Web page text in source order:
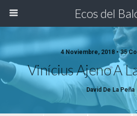
Ecos del
4 Noviembre, 2018 • 35
Vinícius Ajeno A
David De La Peña